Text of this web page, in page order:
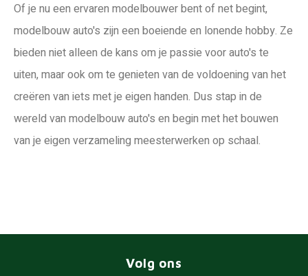
Of je nu een ervaren modelbouwer bent of net begint,
modelbouw auto's zijn een boeiende en lonende hobby. Ze
bieden niet alleen de kans om je passie voor auto's te
uiten, maar ook om te genieten van de voldoening van het
creëren van iets met je eigen handen. Dus stap in de
wereld van modelbouw auto's en begin met het bouwen
van je eigen verzameling meesterwerken op schaal.
Volg ons